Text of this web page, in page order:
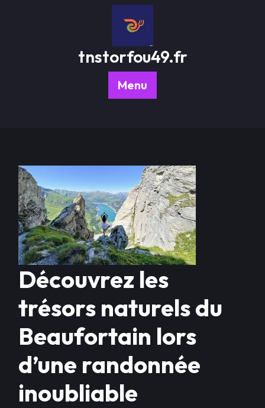
tnstorfou49.fr
Menu
Découvrez les
trésors naturels du
Beaufortain lors
d’une randonnée
inoubliable